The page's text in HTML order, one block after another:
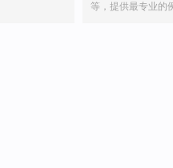
等，提供最专业的